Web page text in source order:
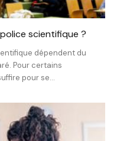
scientifique ?
dépendent du
Pour certains
pour se...